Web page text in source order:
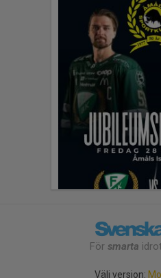
För smarta
Välj version: